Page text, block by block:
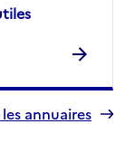
annuaires